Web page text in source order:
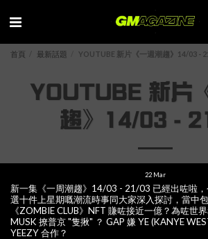
首頁 最新話題 YOUTUBE 新片《一週潮趨》14/03 -
YOUTUBE 新片
趨》14/03 -
22 Mar
新一集《一周潮趨》14/03 - 21/03 已經出咗啦
選十件上星期嘅潮流時事同大家深入探討，當中
《ZOMBIE CLUB》NFT 賺咗接近一億？為咗世
MUSK 撩普京 "隻揪" ？ GAP 嫌 YE (KANYE
YEEZY 合作？